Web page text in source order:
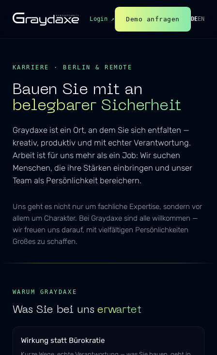
Login ↗ Demo anfragen DEEN
KARRIERE · BERLIN & REMOTE
Bauen Sie mit an
belegbarer Sicherheit
Graydaxe ist ein Ort, an dem Sie sich entfalten —
kreativ, produktiv und mit echter Verantwortung.
Arbeit ist für uns mehr als ein Job: Wir suchen
Menschen, die ihre Stärken einbringen und unser
Team als Persönlichkeit bereichern.
Uns geht es nicht nur um fachliche Expertise, sondern vor
allem um Charakter. Bei Graydaxe sind alle willkommen —
wir freuen uns darauf, mit vielfältigen Persönlichkeiten
Großes zu schaffen.
WARUM GRAYDAXE
Was Sie bei unserwartet
Wirkung statt Bürokratie